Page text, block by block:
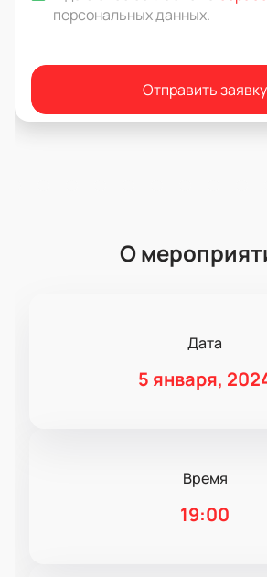
персональных данных.
Отправить заявку
О
Дата
5 января,
Время
19:00